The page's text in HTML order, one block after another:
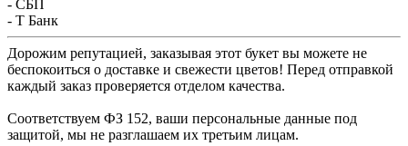
- СБП
- Т Банк
Дорожим репутацией, заказывая этот букет вы можете не
беспокоиться о доставке и свежести цветов! Перед отправкой
каждый заказ проверяется отделом качества.
Соответствуем ФЗ 152, ваши персональные данные под
защитой, мы не разглашаем их третьим лицам.